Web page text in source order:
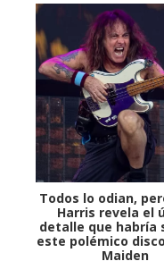
Todos lo odian,
Harris revela el
detalle que habría
este polémico
Maiden